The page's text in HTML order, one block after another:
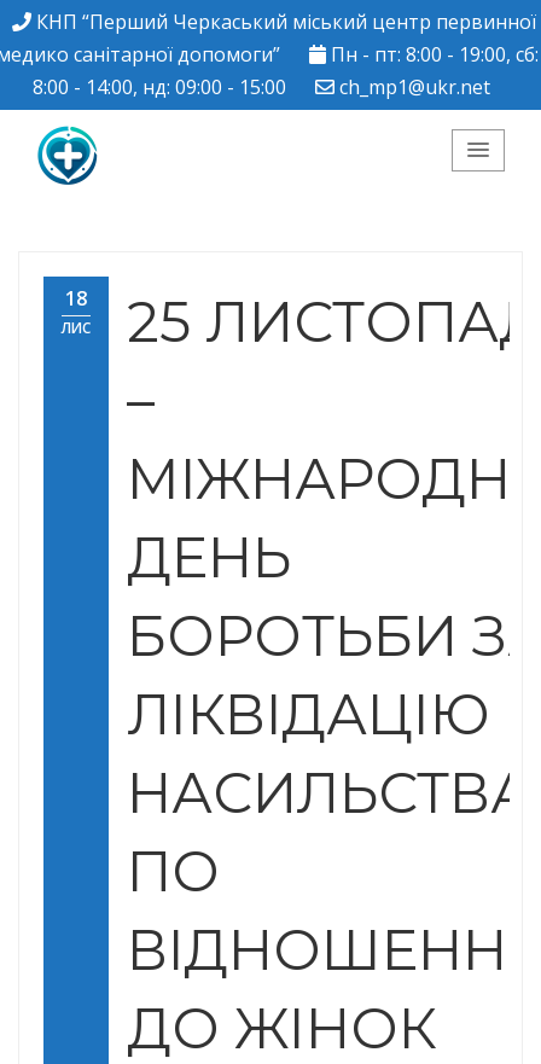
КНП “Перший Черкаський міський центр первинної
санітарної допомоги”
Пн - пт: 8:00 - 19:00, сб:
8:00 - 14:00, нд: 09:00 - 15:00
ch_mp1@ukr.net
Черкаський міський
центр ПМСД"
18
ЛИС
25
–
ДЕНЬ
БОРОТЬБИ
ЛІКВІДАЦІЮ
НАСИЛЬСТВА
ПО
ДО ЖІНОК